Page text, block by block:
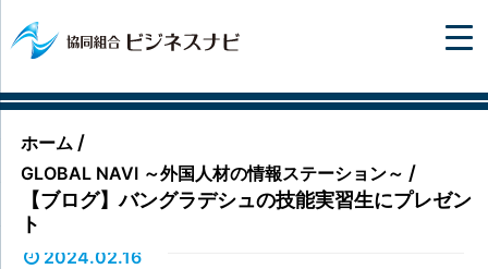
ホーム /
GLOBAL NAVI ～外国人材の情報ステーション～ /
【ブログ】バングラデシュの技能実習生にプレゼン
ト
2024.02.16